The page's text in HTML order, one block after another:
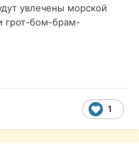
увлечены морской
грот-бом-брам-
1